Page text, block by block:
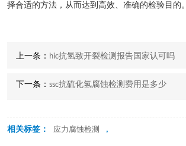
择合适的方法，从而达到高效、准确的检验目的。
上一条： hic抗氢致开裂检测报告国家认可吗
下一条： ssc抗硫化氢腐蚀检测费用是多少
相关标签： 应力腐蚀检测 ,